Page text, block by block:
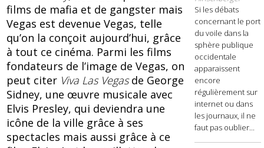
films de mafia et de gangster mais
Vegas est devenue Vegas, telle
qu’on la conçoit aujourd’hui, grâce
à tout ce cinéma. Parmi les films
fondateurs de l’image de Vegas, on
peut citer Viva Las Vegasde George
Sidney, une œuvre musicale avec
Elvis Presley, qui deviendra une
icône de la ville grâce à ses
spectacles mais aussi grâce à ce
Si les débats
concernant le port
du voile dans la
sphère publique
occidentale
apparaissent
encore
régulièrement sur
internet ou dans
les journaux, il ne
faut pas oublier...